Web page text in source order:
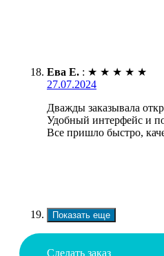
Ева Е. : ★ ★ ★ ★ ★
27.07.2024
Дважды заказывала
Удобный интерфейс и
Все пришло быстро,
Показать еще
Сделать заказ